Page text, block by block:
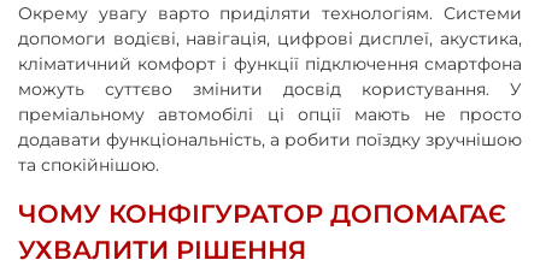
Окрему увагу варто приділяти технологіям. Системи
допомоги водієві, навігація, цифрові дисплеї, акустика,
кліматичний комфорт і функції підключення смартфона
можуть суттєво змінити досвід користування. У
преміальному автомобілі ці опції мають не просто
додавати функціональність, а робити поїздку зручнішою
та спокійнішою.
ЧОМУ КОНФІГУРАТОР ДОПОМАГАЄ
УХВАЛИТИ РІШЕННЯ